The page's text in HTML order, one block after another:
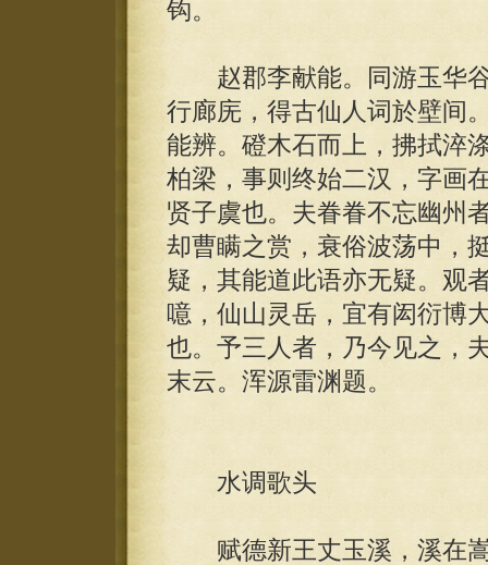
钩。
赵郡李献能。同游玉华谷
行廊庑，得古仙人词於壁间
能辨。磴木石而上，拂拭淬
柏梁，事则终始二汉，字画
贤子虞也。夫眷眷不忘幽州
却曹瞒之赏，衰俗波荡中，
疑，其能道此语亦无疑。观
噫，仙山灵岳，宜有闳衍博
也。予三人者，乃今见之，
末云。浑源雷渊题。
水调歌头
赋德新王丈玉溪，溪在嵩